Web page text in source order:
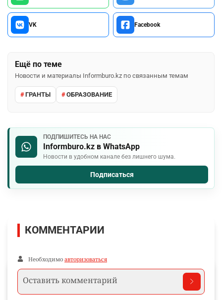
VK Facebook
Ещё по теме
Новости и материалы Informburo.kz по связанным темам
ГРАНТЫ ОБРАЗОВАНИЕ
ПОДПИШИТЕСЬ НА НАС
Informburo.kz в WhatsApp
Новости в удобном канале без лишнего шума.
Подписаться
КОММЕНТАРИИ
Необходимо авторизоваться